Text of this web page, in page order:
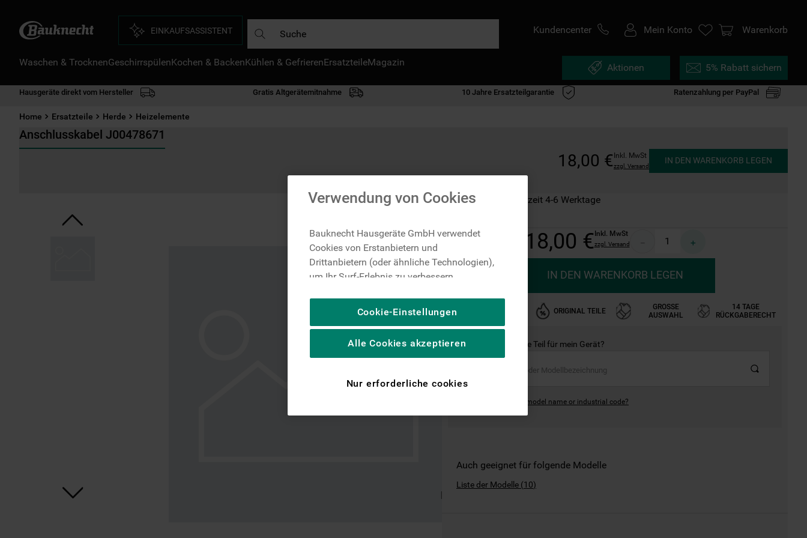
EINKAUFSASSISTENT Kundencenter Mein Konto Warenkorb
Waschen & TrocknenGeschirrspülenKochen & BackenKühlen & GefrierenErsatzteileMagazin Aktionen 5% Rabatt sichern
Hausgeräte direkt vom Hersteller Gratis Altgerätemitnahme 10 Jahre Ersatzteilgarantie Ratenzahlung per PayPal
Home Ersatzteile Herde Heizelemente
Anschlusskabel J00478671
18,00 € Inkl. MwSt
zzgl. Versand
IN DEN WARENKORB LEGEN
Auf Lager: Lieferzeit 4-6 Werktage
18,00 €Inkl. MwSt
zzgl. Versand ＋
IN DEN WARENKORB LEGEN
ORIGINAL TEILE
GROSSE A
USWAHL
14 TAGE
RÜCKGABERECHT
Ist dies das richtige Teil für mein Gerät?
Where can I find the model name or industrial code?
Auch geeignet für folgende Modelle
Liste der Modelle (10)
Verwendung von Cookies
Bauknecht Hausgeräte GmbH verwendet
Cookies von Erstanbietern und
Drittanbietern (oder ähnliche Technologien),
um Ihr Surf-Erlebnis zu verbessern
um die redaktionellen Inhalte der Website
basierend auf Ihrer Nutzung der Website zu
personalisieren, die Funktionalität der
spezifische Funktionen anzubieten
(einschließlich über Drittanbieter und auf
Plattformen, beispielsweise Google LLC –
Cookie-Einstellungen
Nur erforderliche cookies
Alle Cookies akzeptieren
DIE HÄUFIGSTEN SUCHANFRAGEN
gefrierschrank